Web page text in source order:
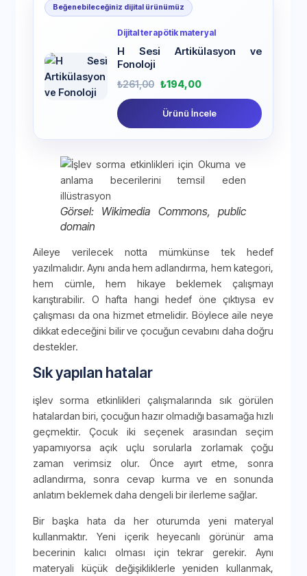
Beğenebileceğiniz dijital ürünümüz
Dijital terapötik materyal
H Sesi Artikülasyon ve
Fonoloji
₺261,00 ₺194,00
Ürünü İncele
Görsel: Wikimedia Commons, public
domain
Aileye verilecek notta mümkünse tek hedef
yazılmalıdır. Aynı anda hem adlandırma, hem kategori,
hem cümle, hem hikaye beklemek çalışmayı
karıştırabilir. O hafta hangi hedef öne çıktıysa ev
çalışması da ona hizmet etmelidir. Böylece aile neye
dikkat edeceğini bilir ve çocuğun cevabını daha doğru
destekler.
Sık yapılan hatalar
işlev sorma etkinlikleri çalışmalarında sık görülen
hatalardan biri, çocuğun hazır olmadığı basamağa hızlı
geçmektir. Çocuk iki seçenek arasından seçim
yapamıyorsa açık uçlu sorularla zorlamak çoğu
zaman verimsiz olur. Önce ayırt etme, sonra
adlandırma, sonra cevap kurma ve en sonunda
anlatım beklemek daha dengeli bir ilerleme sağlar.
Bir başka hata da her oturumda yeni materyal
kullanmaktır. Yeni içerik heyecanlı görünür ama
becerinin kalıcı olması için tekrar gerekir. Aynı
materyali küçük değişikliklerle yeniden kullanmak,